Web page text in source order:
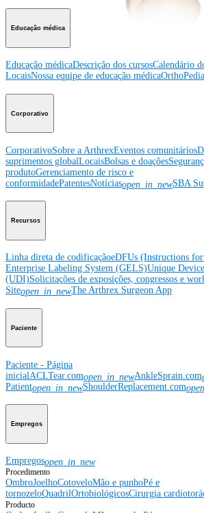
Educação médica
Educação médicaDescrição dos cursosCalendário
LocaisNossa equipe de educação médicaOrthoPedia
Corporativo
CorporativoSobre a ArthrexEventos comunitários
suprimentos globalLocaisBolsas e doações
produtoGerenciamento de risco e
conformidadePatentesNotíciasopen_in_newSBA
Recursos
Linha direta de codificaçãoeDFUs (Instructions for
Enterprise Labeling System (GELS)Unique
(UDI)Solicitações de exposições, congressos e
Siteopen_in_newThe Arthrex Surgeon App
Paciente
Paciente - Página
inicial ACLTear.comopen_in_newAnkleSprain.com
Patientopen_in_newShoulderReplacement.com
Empregos
Empregosopen_in_new
Procedimento
OmbroJoelhoCotoveloMão e punhoPé e
tornozeloQuadrilOrtobiológicosCirurgia
Producto